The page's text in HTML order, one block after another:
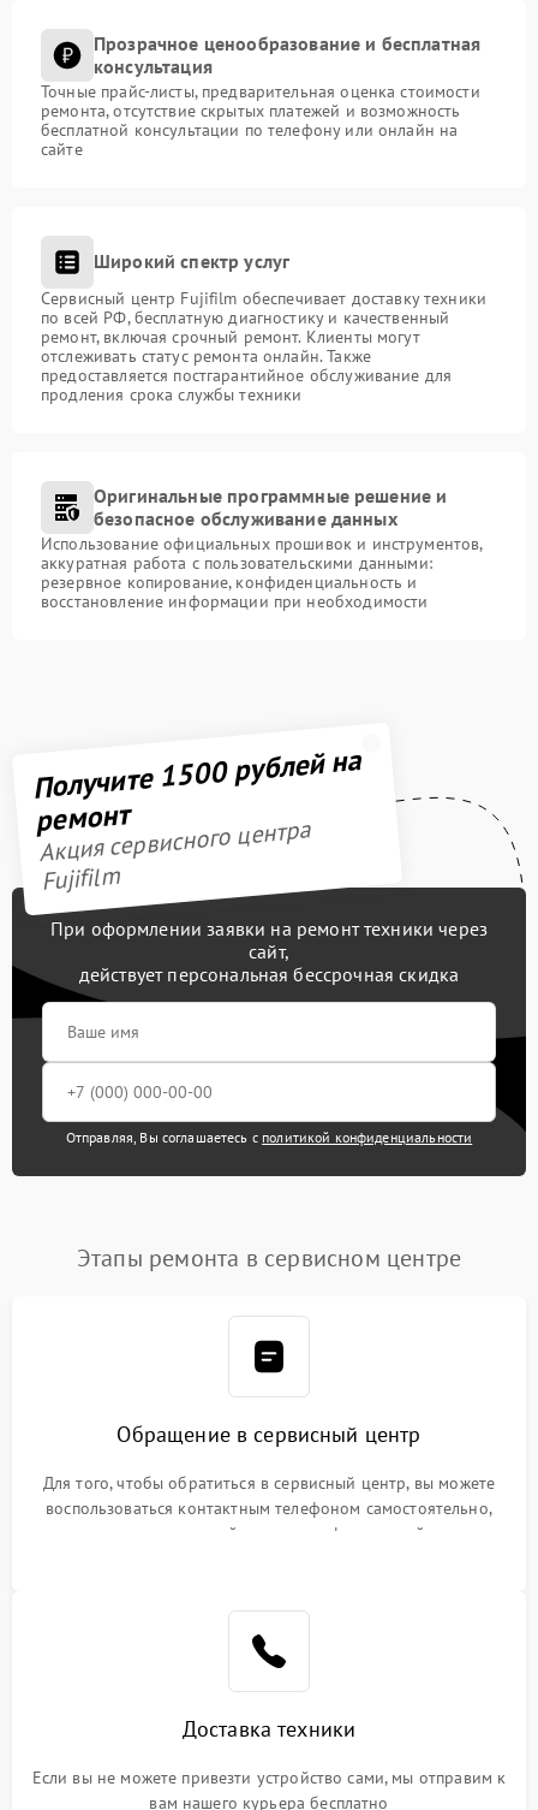
Прозрачное ценообразование и бесплатная
консультация
Точные прайс-листы, предварительная оценка стоимости
ремонта, отсутствие скрытых платежей и возможность
бесплатной консультации по телефону или онлайн на
сайте
Широкий спектр услуг
Сервисный центр Fujifilm обеспечивает доставку техники
по всей РФ, бесплатную диагностику и качественный
ремонт, включая срочный ремонт. Клиенты могут
отслеживать статус ремонта онлайн. Также
предоставляется постгарантийное обслуживание для
продления срока службы техники
Оригинальные программные решение и
безопасное обслуживание данных
Использование официальных прошивок и инструментов,
аккуратная работа с пользовательскими данными:
резервное копирование, конфиденциальность и
восстановление информации при необходимости
Получите 1500 рублей на
ремонт
Акция сервисного центра
Fujifilm
При оформлении заявки на ремонт техники через
сайт,
действует персональная бессрочная скидка
Отправляя, Вы соглашаетесь с политикой конфиденциальности
Этапы ремонта в сервисном центре
Обращение в сервисный центр
Для того, чтобы обратиться в сервисный центр, вы можете
воспользоваться контактным телефоном самостоятельно,
или оставить свой номер телефона на сайте
Доставка техники
Если вы не можете привезти устройство сами, мы отправим к
вам нашего курьера бесплатно